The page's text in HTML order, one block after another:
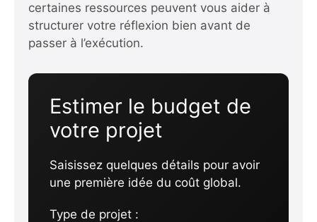
certaines ressources peuvent vous aider à
structurer votre réflexion bien avant de
passer à l’exécution.
Estimer le budget de
votre projet
Saisissez quelques détails pour avoir
une première idée du coût global.
Type de projet :